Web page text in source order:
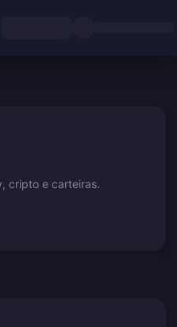
cripto e carteiras.